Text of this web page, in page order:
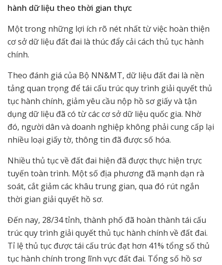
hành dữ liệu theo thời gian thực
Một trong những lợi ích rõ nét nhất từ việc hoàn thiện
cơ sở dữ liệu đất đai là thúc đẩy cải cách thủ tục hành
chính.
Theo đánh giá của Bộ NN&MT, dữ liệu đất đai là nền
tảng quan trọng để tái cấu trúc quy trình giải quyết thủ
tục hành chính, giảm yêu cầu nộp hồ sơ giấy và tận
dụng dữ liệu đã có từ các cơ sở dữ liệu quốc gia. Nhờ
đó, người dân và doanh nghiệp không phải cung cấp lại
nhiều loại giấy tờ, thông tin đã được số hóa.
Nhiều thủ tục về đất đai hiện đã được thực hiện trực
tuyến toàn trình. Một số địa phương đã mạnh dạn rà
soát, cắt giảm các khâu trung gian, qua đó rút ngắn
thời gian giải quyết hồ sơ.
Đến nay, 28/34 tỉnh, thành phố đã hoàn thành tái cấu
trúc quy trình giải quyết thủ tục hành chính về đất đai.
Tỉ lệ thủ tục được tái cấu trúc đạt hơn 41% tổng số thủ
tục hành chính trong lĩnh vực đất đai. Tổng số hồ sơ